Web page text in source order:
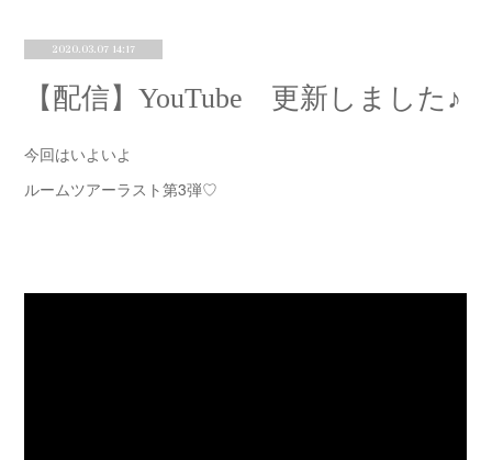
2020.03.07 14:17
【配信】YouTube 更新しました♪
今回はいよいよ
ルームツアーラスト第3弾♡